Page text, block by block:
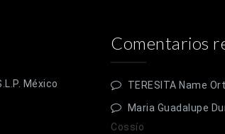
México
Comentarios
TERESITA Name
Maria Guadalupe
Cossío